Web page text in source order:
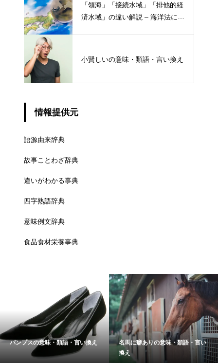
「領海」「接続水域」「排他的経
済水域」の違い解説 – 海洋法にお
小賢しいの意味・類語・言い換え
情報提供元
語源由来辞典
故事ことわざ辞典
違いがわかる事典
四字熟語辞典
意味例文辞典
食品食材栄養事典
パンプスの意味・類語・言い換え
名馬に癖ありの意味・類語・言い
換え